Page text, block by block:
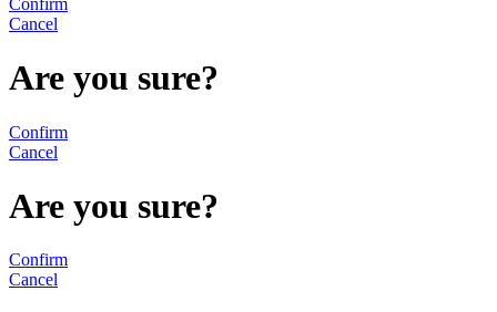
Cancel
Are you sure?
Confirm
Cancel
Are you sure?
Confirm
Cancel